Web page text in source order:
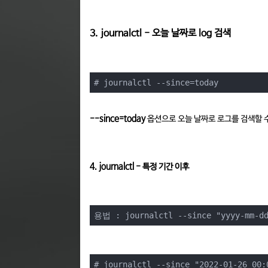
3. journalctl - 오늘 날짜로 log 검색
# journalctl --since=today
--since=today옵션으로 오늘 날짜로 로그를 검색할
4. journalctl - 특정 기간 이후
용법 : journalctl --since "yyyy-mm-
# journalctl --since "2022-01-26